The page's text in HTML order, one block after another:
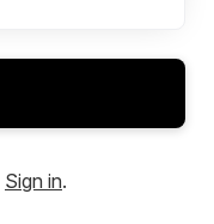
Sign in.